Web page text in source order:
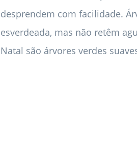
desprendem com facilidade.
esverdeada, mas não retêm
Natal são árvores verdes